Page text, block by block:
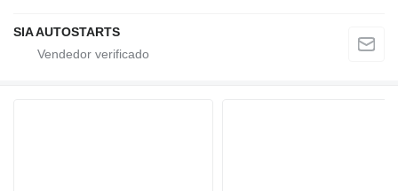
SIA AUTOSTARTS